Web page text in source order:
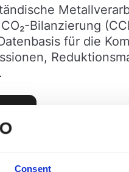
Consent
Bilanzierung
für die